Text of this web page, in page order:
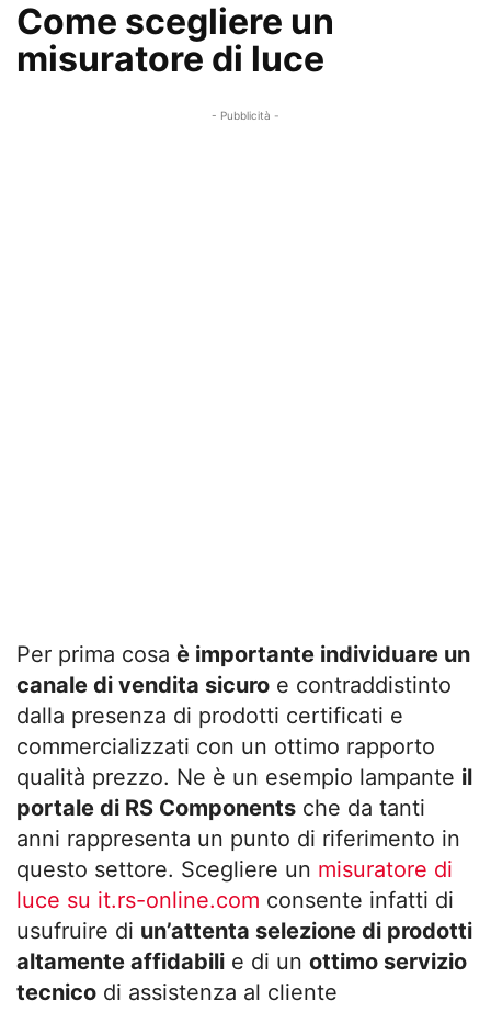
Come scegliere un
misuratore di luce
- Pubblicità -
Per prima cosa è importante individuare un
canale di vendita sicuro e contraddistinto
dalla presenza di prodotti certificati e
commercializzati con un ottimo rapporto
qualità prezzo. Ne è un esempio lampante il
portale di RS Components che da tanti
anni rappresenta un punto di riferimento in
questo settore. Scegliere un misuratore di
luce su it.rs-online.com consente infatti di
usufruire di un’attenta selezione di prodotti
altamente affidabili e di un ottimo servizio
tecnico di assistenza al cliente